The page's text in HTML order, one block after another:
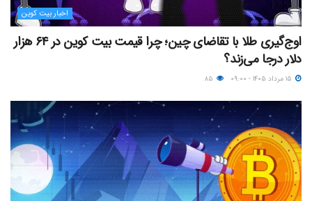
اخبار بیت کوین
اوج‌گیری طلا با تقاضای چین؛ چرا قیمت بیت کوین در ۶۴ هزار
دلار درجا می‌زند؟